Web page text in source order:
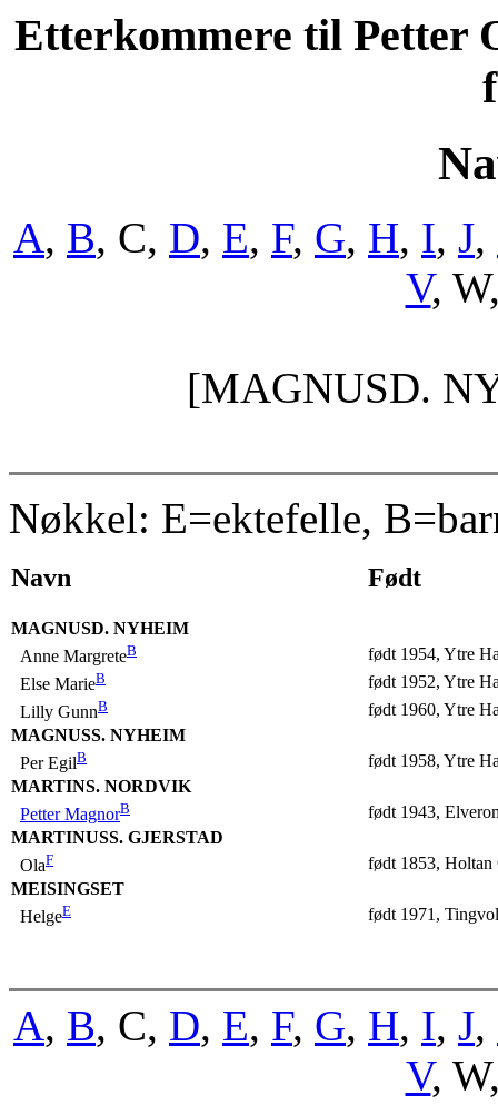
Etterkommere til Petter
A, B, C, D, E, F, G, H, I, J,
V,
[MAGNUSD.
Nøkkel: E=ektefelle,
Navn Født
MAGNUSD. NYHEIM
Anne MargreteB
født 1954, Ytre
Else MarieB
født 1952, Ytre
Lilly GunnB
født 1960, Ytre
MAGNUSS. NYHEIM
Per EgilB
født 1958, Ytre
MARTINS. NORDVIK
Petter MagnorB
født 1943,
MARTINUSS. GJERSTAD
OlaF
født 1853, Holtan
MEISINGSET
HelgeE født 1971,
A, B, C, D, E, F, G, H, I, J,
V,